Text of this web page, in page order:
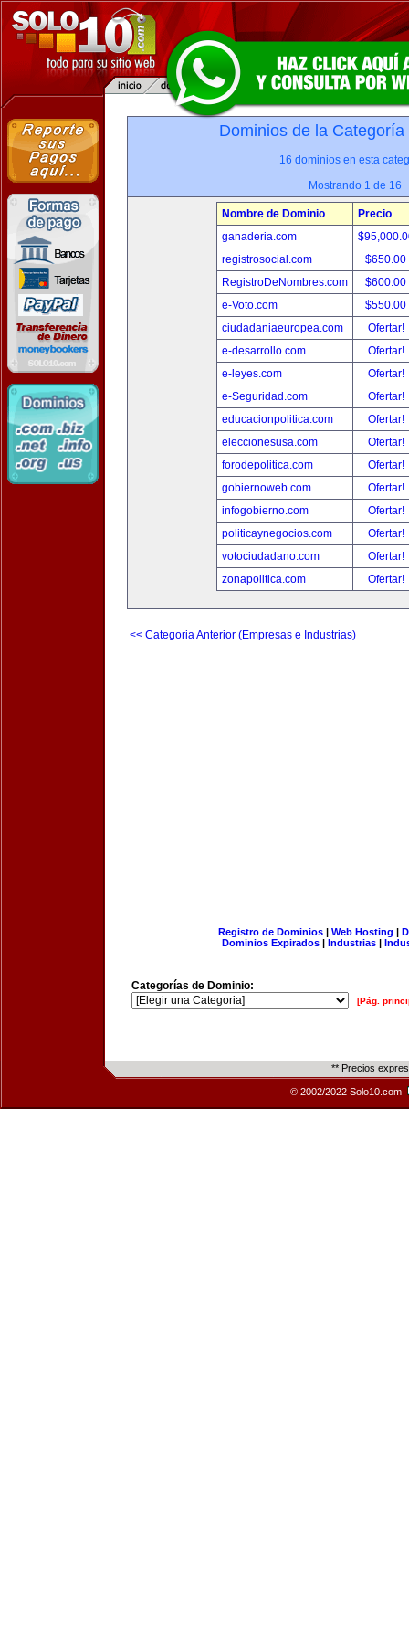
Dominios de la
16 dominios en esta
Mostrando 1 de 16
Nombre de Dominio
Precio
ganaderia.com
registrosocial.com
$650.00
RegistroDeNombres.com
$600.00
e-Voto.com
$550.00
ciudadaniaeuropea.com
Ofertar!
e-desarrollo.com
Ofertar!
e-leyes.com
Ofertar!
e-Seguridad.com
Ofertar!
educacionpolitica.com
Ofertar!
eleccionesusa.com
Ofertar!
forodepolitica.com
Ofertar!
gobiernoweb.com
Ofertar!
infogobierno.com
Ofertar!
politicaynegocios.com
Ofertar!
votociudadano.com
Ofertar!
zonapolitica.com
Ofertar!
<< Categoria Anterior (Empresas e Industrias)
Registro de Dominios| Web Hosting |
Dominios Expirados | Industrias |
Categorías de Dominio:
[Pág.
** Precios
© 2002/2022 Solo10.com